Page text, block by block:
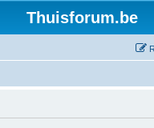
Thuisforum.be